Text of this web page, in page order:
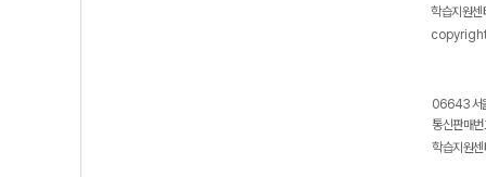
학습지원
06643 서
통신판매
학습지원